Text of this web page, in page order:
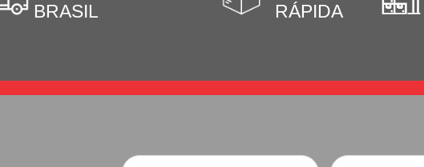
BRASIL
RÁPIDA